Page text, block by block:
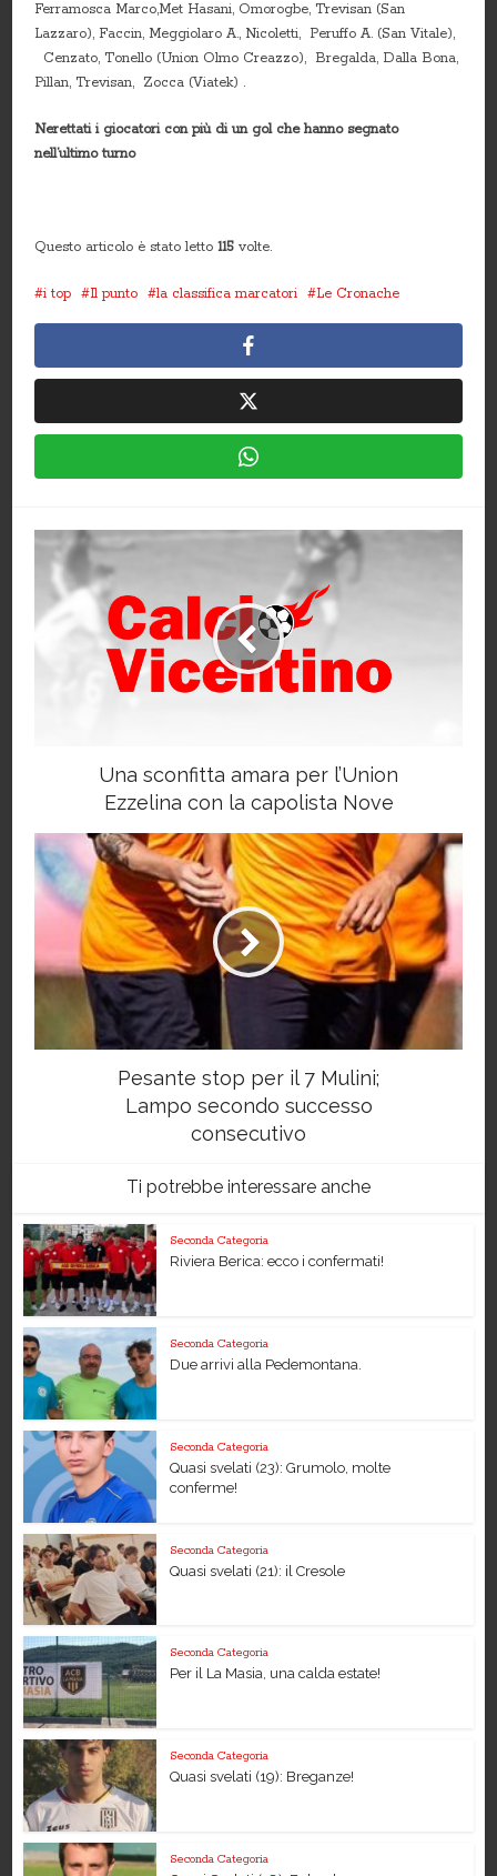
Ferramosca Marco,Met Hasani, Omorogbe, Trevisan (San
Lazzaro), Faccin, Meggiolaro A., Nicoletti, Peruffo A. (San Vitale),
Cenzato, Tonello (Union Olmo Creazzo), Bregalda, Dalla Bona,
Pillan, Trevisan, Zocca (Viatek) .
Nerettati i giocatori con più di un gol che hanno segnato
nell’ultimo turno
Questo articolo è stato letto115 volte.
i top Il punto la classifica marcatori Le Cronache
Una sconfitta amara per l’Union
Ezzelina con la capolista Nove
Pesante stop per il 7 Mulini;
Lampo secondo successo
consecutivo
Ti potrebbe interessare anche
Seconda Categoria
Riviera Berica: ecco i confermati!
Seconda Categoria
Due arrivi alla Pedemontana.
Seconda Categoria
Quasi svelati (23): Grumolo, molte
conferme!
Seconda Categoria
Quasi svelati (21): il Cresole
Seconda Categoria
Per il La Masia, una calda estate!
Seconda Categoria
Quasi svelati (19): Breganze!
Seconda Categoria